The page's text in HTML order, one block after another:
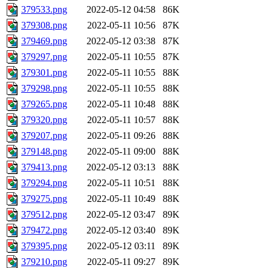
379533.png
2022-05-12 04:58
86K
379308.png
2022-05-11 10:56
87K
379469.png
2022-05-12 03:38
87K
379297.png
2022-05-11 10:55
87K
379301.png
2022-05-11 10:55
88K
379298.png
2022-05-11 10:55
88K
379265.png
2022-05-11 10:48
88K
379320.png
2022-05-11 10:57
88K
379207.png
2022-05-11 09:26
88K
379148.png
2022-05-11 09:00
88K
379413.png
2022-05-12 03:13
88K
379294.png
2022-05-11 10:51
88K
379275.png
2022-05-11 10:49
88K
379512.png
2022-05-12 03:47
89K
379472.png
2022-05-12 03:40
89K
379395.png
2022-05-12 03:11
89K
379210.png
2022-05-11 09:27
89K